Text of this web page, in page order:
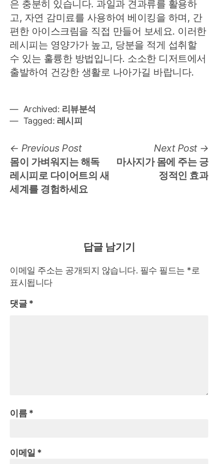
은 충분히 있습니다. 과일과 견과류를 활용하
고, 자연 감미료를 사용하여 베이킹을 하며, 간
편한 아이스크림을 직접 만들어 보세요. 이러한
레시피는 영양가가 높고, 당분을 적게 섭취할
수 있는 훌륭한 방법입니다. 소소한 디저트에서
출발하여 건강한 생활로 나아가길 바랍니다.
Archived: 리뷰분석
Tagged: 레시피
글
탐
색
Previous PostPrevious
post:
몸이 가벼워지는 해독
레시피로 다이어트의 새
세계를 경험하세요
Next Post
마사지가 몸에 주는 긍
정적인 효과
답글 남기기
이메일 주소는 공개되지 않습니다. 필수 필드는 *로
표시됩니다
댓글*
이름*
이메일 *